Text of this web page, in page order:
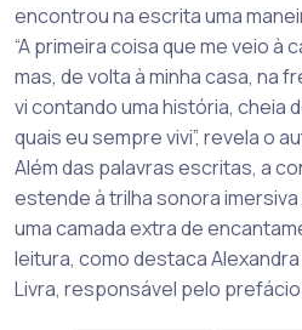
encontrou na escrita uma
“A primeira coisa que me veio à
mas, de volta à minha casa, na
vi contando uma história, cheia
quais eu sempre vivi”, revela o
Além das palavras escritas, a
estende à trilha sonora
uma camada extra de
leitura, como destaca Alexandra
Livra, responsável pelo prefácio